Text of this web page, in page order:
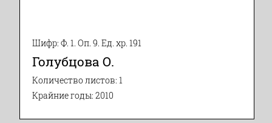
Шифр: Ф. 1. Оп. 9. Ед. хр. 191
Голубцова О.
Количество листов: 1
Крайние годы: 2010